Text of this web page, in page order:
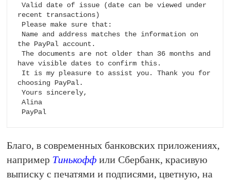
Valid date of issue (date can be viewed under
recent transactions)
the PayPal account.
The documents are not older than 36 months and
have visible dates to confirm this.
choosing PayPal.
Yours sincerely,
Alina
PayPal
Благо, в современных банковских приложениях,
например Тинькофф или Сбербанк, красивую
выписку с печатями и подписями, цветную, на